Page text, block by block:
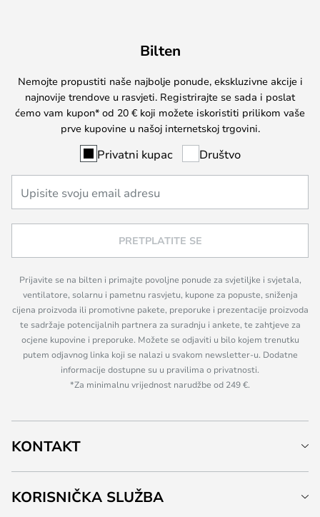
Bilten
Nemojte propustiti naše najbolje ponude, ekskluzivne akcije i
najnovije trendove u rasvjeti. Registrirajte se sada i poslat
ćemo vam kupon* od 20 € koji možete iskoristiti prilikom vaše
prve kupovine u našoj internetskoj trgovini.
Privatni kupac Društvo
PRETPLATITE SE
Prijavite se na bilten i primajte povoljne ponude za svjetiljke i svjetala,
ventilatore, solarnu i pametnu rasvjetu, kupone za popuste, sniženja
cijena proizvoda ili promotivne pakete, preporuke i prezentacije proizvoda
te sadržaje potencijalnih partnera za suradnju i ankete, te zahtjeve za
ocjene kupovine i preporuke. Možete se odjaviti u bilo kojem trenutku
putem odjavnog linka koji se nalazi u svakom newsletter-u. Dodatne
informacije dostupne su u pravilima o privatnosti.
*Za minimalnu vrijednost narudžbe od 249 €.
KONTAKT
KORISNIČKA SLUŽBA